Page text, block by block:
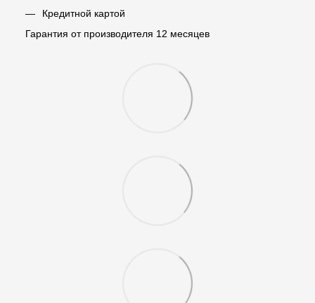
Кредитной картой
Гарантия от производителя 12 месяцев